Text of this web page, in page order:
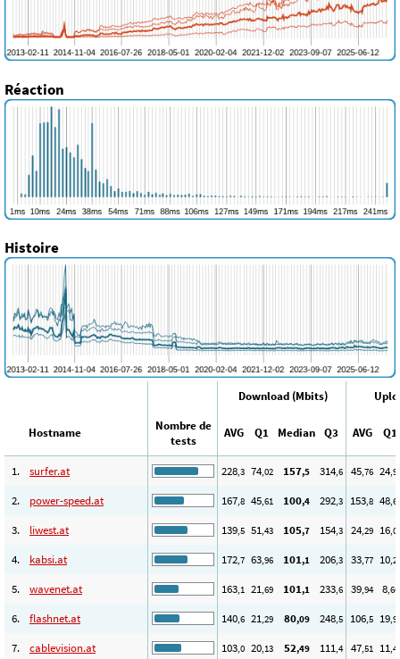
Réaction
Histoire
Download (Mbits)
Hostname
Nombre de
tests
AVG Q1 Median Q3 AVG Q1
1. surfer.at 228,3 74,02 157,5 314,6 45,76 24
2. power-speed.at 167,8 45,61 100,4 292,3 153,8 48
3. liwest.at 139,5 51,43 105,7 154,3 24,29 16
4. kabsi.at 172,7 63,96 101,1 206,3 33,77 10
5. wavenet.at 163,1 21,69 101,1 233,6 39,94 8,66
6. flashnet.at 140,6 21,29 80,09 248,5 106,5 19
7. cablevision.at 103,0 20,13 52,49 111,4 47,51 11